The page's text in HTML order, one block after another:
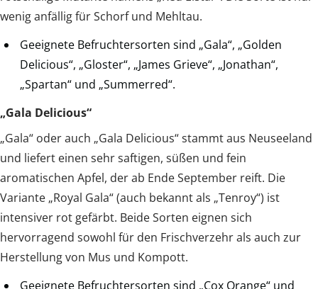
wenig anfällig für Schorf und Mehltau.
Geeignete Befruchtersorten sind „Gala“, „Golden
Delicious“, „Gloster“, „James Grieve“, „Jonathan“,
„Spartan“ und „Summerred“.
„Gala Delicious“
„Gala“ oder auch „Gala Delicious“ stammt aus Neuseeland
und liefert einen sehr saftigen, süßen und fein
aromatischen Apfel, der ab Ende September reift. Die
Variante „Royal Gala“ (auch bekannt als „Tenroy“) ist
intensiver rot gefärbt. Beide Sorten eignen sich
hervorragend sowohl für den Frischverzehr als auch zur
Herstellung von Mus und Kompott.
Geeignete Befruchtersorten sind „Cox Orange“ und